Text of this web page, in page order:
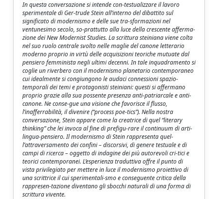
In questa conversazione si intende con-testualizzare il lavoro
sperimentale di Ger-trude Stein all’interno del dibattito sul
significato di modernismo e delle sue tra-sformazioni nel
ventunesimo secolo, so-prattutto alla luce della crescente afferma-
zione dei New Modernist Studies. La scrittura steiniana viene colta
nel suo ruolo centrale svolto nelle maglie del canone letterario
moderno proprio in virtù delle acquisizioni teoriche mutuate dal
pensiero femminista negli ultimi decenni. In tale inquadramento si
coglie un riverbero con il modernismo planetario contemporaneo
cui idealmente si congiungono le audaci connessioni spazio-
temporali dei temi e protagonisti steiniani: questi si affermano
proprio grazie alla sua possente presenza anti-patriarcale e anti-
canone. Ne conse-gue una visione che favorisce il flusso,
l’inafferrabilità, il divenire (“process poe-tics”). Nella nostra
conversazione, Stein appare come la creatrice di quel “literary
thinking” che lei invoca al fine di prefigu-rare il continuum di arti-
lingua-pensiero. Il modernismo di Stein rappresenta quel-
l’attraversamento dei confini – discorsivi, di genere testuale e di
campi di ricerca – oggetto di indagine dei più autorevoli cri-tici e
teorici contemporanei. L’esperienza traduttiva offre il punto di
vista privilegiato per mettere in luce il modernismo proiettivo di
una scrittrice il cui sperimentali-smo e conseguente critica della
rappresen-tazione diventano gli sbocchi naturali di una forma di
scrittura vivente.